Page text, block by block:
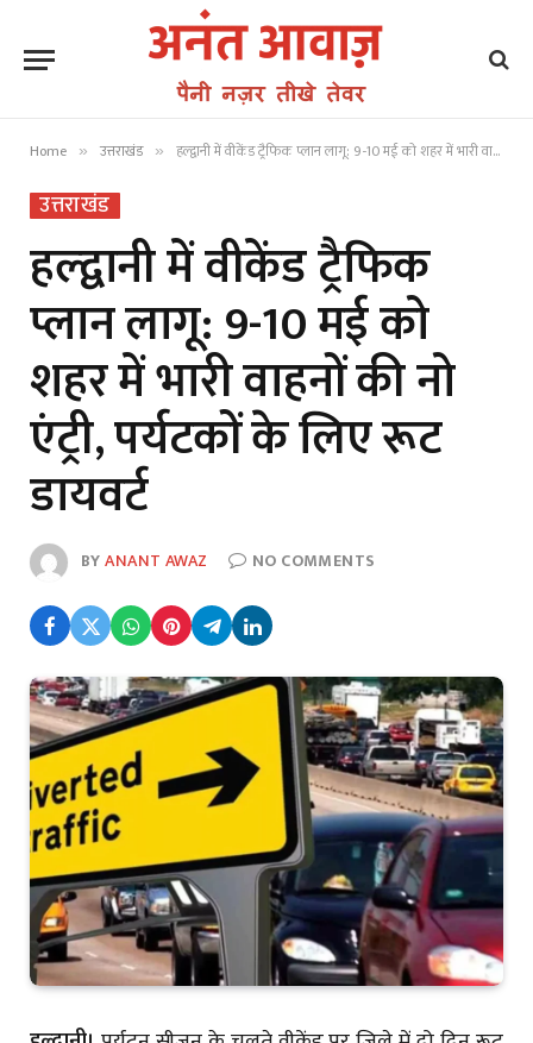
Home » उत्तराखंड » हल्द्वानी में वीकेंड ट्रैफिक प्लान लागू: 9-10 मई को शहर में भारी वाहनों की नो एंट्री, पर्यटकों के लिए रूट डायवर्ट
उत्तराखंड
हल्द्वानी में वीकेंड ट्रैफिक
प्लान लागू: 9-10 मई को
शहर में भारी वाहनों की नो
एंट्री, पर्यटकों के लिए रूट
डायवर्ट
BYANANT AWAZ NO COMMENTS